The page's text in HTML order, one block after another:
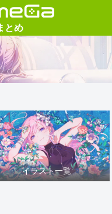
イラスト一覧